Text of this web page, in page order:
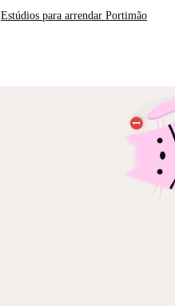
Estúdios para arrendar Portimão